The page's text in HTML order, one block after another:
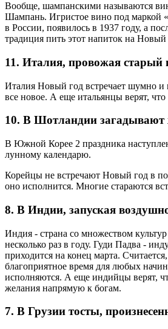
Вообще, шампанскими называются
Шампань. Игристое вино под маркой
в России, появилось в 1937 году, а
традиция пить этот напиток на Новый
11. Италия, провожая старый
Италия Новый год встречает шумно и
все новое. А еще итальянцы верят,
10. В Шотландии загадывают
В Южной Корее 2 праздника
лунному календарю.
Корейцы не встречают Новый год в
оно исполнится. Многие стараются
8. В Индии, запуская
Индия - страна со множеством
несколько раз в году. Гуди Падва -
приходится на конец марта.
благоприятное время для любых
исполняются. А еще индийцы верят,
желания напрямую к богам.
7. В Грузии тосты,